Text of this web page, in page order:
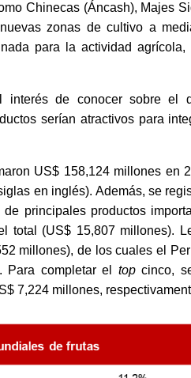
Chinecas (Áncash), Majes
zonas de cultivo a
para la actividad
de conocer sobre el
serían atractivos para
US$ 158,124 millones en
en inglés). Además, se
principales productos
total (US$ 15,807 millones).
millones), de los cuales el
Para completar el top cinco,
7,224 millones,